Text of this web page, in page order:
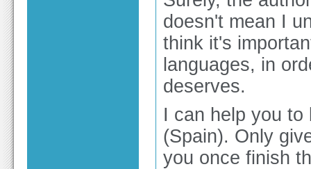
doesn't mean I
think it's
languages, in
deserves.
I can help you to
(Spain). Only
you once finish